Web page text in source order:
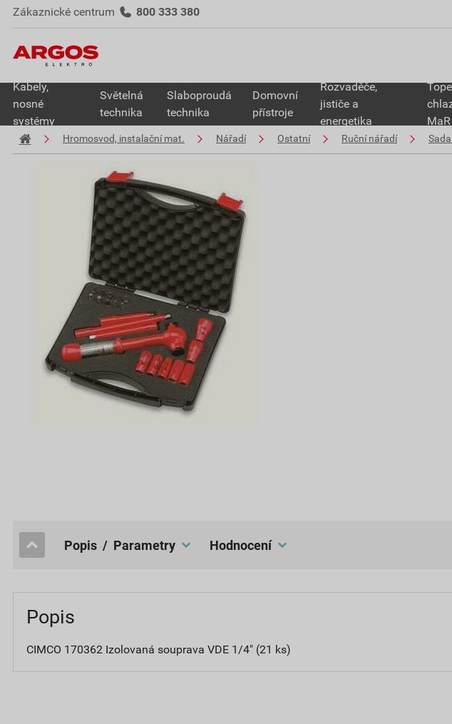
Zákaznické centrum 800 333 380
Kabely,
nosné
systémy
Světelná
technika
Slaboproudá
technika
Domovní
přístroje
Rozvaděče,
jističe a
energetika
MaR
Hromosvod, instalační mat. Nářadí Ostatní Ruční nářadí
popis / Parametry hodnocení
Popis
CIMCO 170362 Izolovaná souprava VDE 1/4" (21 ks)